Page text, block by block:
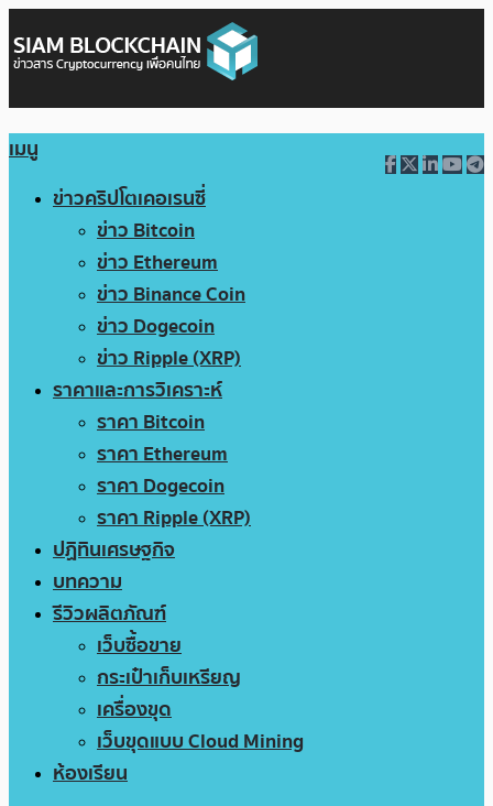
เมนู
ข่าวคริปโตเคอเรนซี่
ข่าว Bitcoin
ข่าว Ethereum
ข่าว Binance Coin
ข่าว Dogecoin
ข่าว Ripple (XRP)
ราคาและการวิเคราะห์
ราคา Bitcoin
ราคา Ethereum
ราคา Dogecoin
ราคา Ripple (XRP)
ปฏิทินเศรษฐกิจ
บทความ
รีวิวผลิตภัณฑ์
เว็บซื้อขาย
กระเป๋าเก็บเหรียญ
เครื่องขุด
เว็บขุดแบบ Cloud Mining
ห้องเรียน